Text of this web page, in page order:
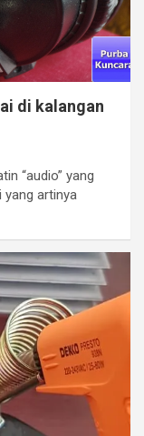
di kalangan
“audio” yang
yang artinya